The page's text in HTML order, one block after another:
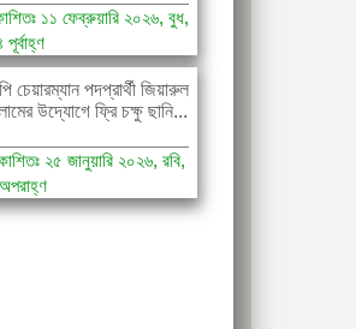
১১ ফেব্রুয়ারি ২০২৬, বুধ,
চেয়ারম্যান পদপ্রার্থী জিয়ারুল
উদ্যোগে ফ্রি চক্ষু ছানি...
২৫ জানুয়ারি ২০২৬, রবি,